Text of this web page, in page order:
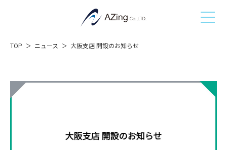
TOP ニュース 大阪支店 開設のお知らせ